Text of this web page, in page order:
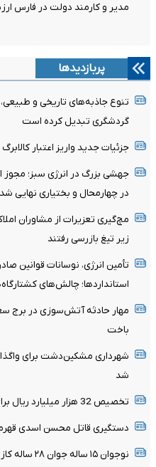
مدیر و کارمند دولت در فارس
پربازدیدها
تنوع جاذبه‌های تاریخی و طبیعی،
گردشگری تبدیل کرده است
جزئیات جدید واریز اعتبار
در چهارمحال‌ و بختیاری نهایی شد
زیر تیغ بازرسی رفتند
تأمین انرژی، نوسانات قوانین
استانداردها؛ چالش‌های
مهار حادثه آتش‌سوزی در برج
باخت
شهرداری مشکین‌دشت برای
شد
تخصیص 32 هزار میلیارد ریال برای توسعه زیرساخت‌های آبی استان
دستگیری قاتل محسن اسدی
نوجوان ۱۵ ساله جوان ۲۸ ساله کازرونی را به قتل رساند